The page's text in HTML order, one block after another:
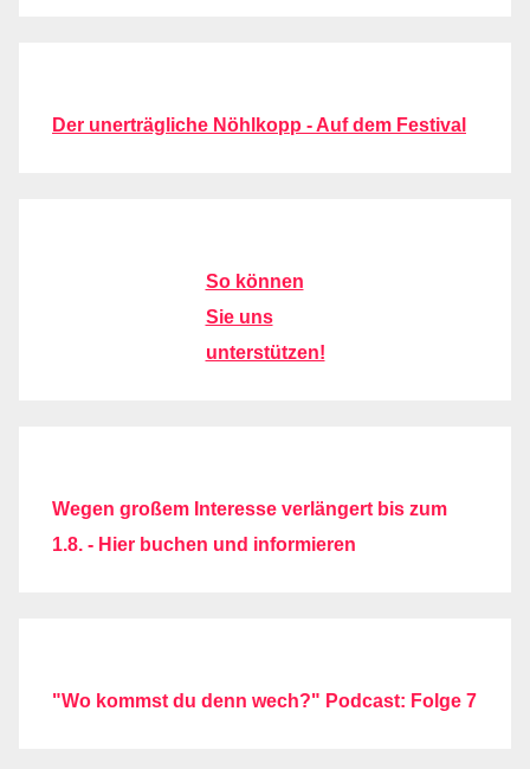
Der unerträgliche Nöhlkopp - Auf dem Festival
So können
Sie uns
unterstützen!
Wegen großem Interesse verlängert bis zum
1.8. - Hier buchen und informieren
"Wo kommst du denn wech?" Podcast: Folge 7